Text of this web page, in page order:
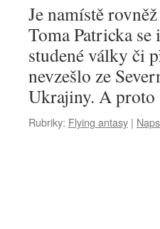
Je namístě
Toma Patricka
studené války či
nevzešlo ze
Ukrajiny. A
Rubriky: Flying antasy |